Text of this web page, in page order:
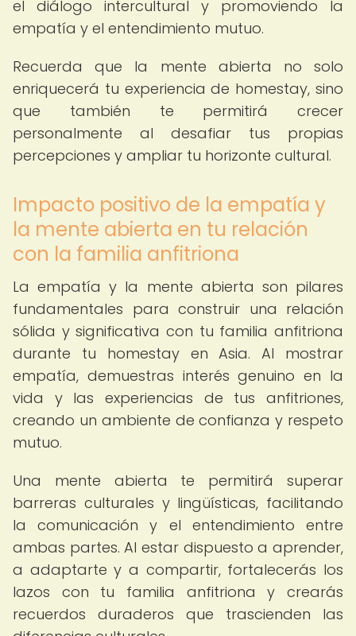
el diálogo intercultural y promoviendo la
empatía y el entendimiento mutuo.
Recuerda que la mente abierta no solo
enriquecerá tu experiencia de homestay, sino
que también te permitirá crecer
personalmente al desafiar tus propias
percepciones y ampliar tu horizonte cultural.
Impacto positivo de la empatía y
la mente abierta en tu relación
con la familia anfitriona
La empatía y la mente abierta son pilares
fundamentales para construir una relación
sólida y significativa con tu familia anfitriona
durante tu homestay en Asia. Al mostrar
empatía, demuestras interés genuino en la
vida y las experiencias de tus anfitriones,
creando un ambiente de confianza y respeto
mutuo.
Una mente abierta te permitirá superar
barreras culturales y lingüísticas, facilitando
la comunicación y el entendimiento entre
ambas partes. Al estar dispuesto a aprender,
a adaptarte y a compartir, fortalecerás los
lazos con tu familia anfitriona y crearás
recuerdos duraderos que trascienden las